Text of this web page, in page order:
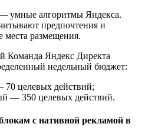
умные алгоритмы Яндекса.
предпочтения и
места размещения.
Команда Яндекс Директа
недельный бюджет:
целевых действий;
— 350 целевых действий.
с нативной рекламой в